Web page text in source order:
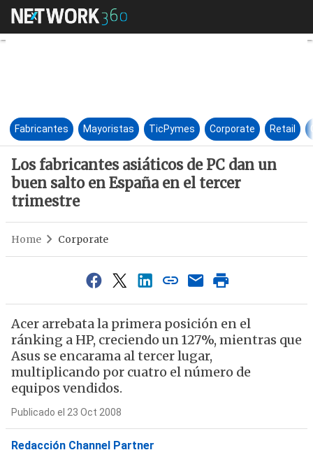
Los fabricantes asiáticos de
Fabricantes Mayoristas TicPymes Corporate Retail
Los fabricantes asiáticos de PC dan un
buen salto en España en el tercer
trimestre
Home Corporate
Acer arrebata la primera posición en el
ránking a HP, creciendo un 127%, mientras que
Asus se encarama al tercer lugar,
multiplicando por cuatro el número de
equipos vendidos.
Publicado el 23 Oct 2008
Redacción Channel Partner